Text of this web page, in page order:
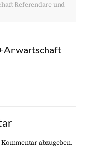
Referendare und
abzugeben.